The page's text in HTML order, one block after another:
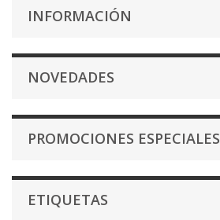
INFORMACIÓN
NOVEDADES
PROMOCIONES ESPECIALES
ETIQUETAS